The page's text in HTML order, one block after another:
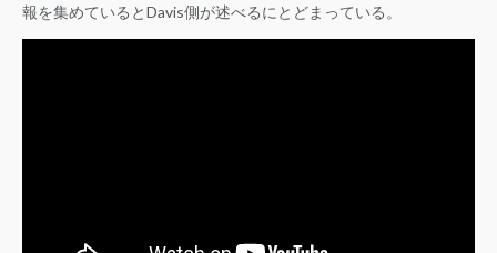
報を集めているとDavis側が述べるにとどまっている。